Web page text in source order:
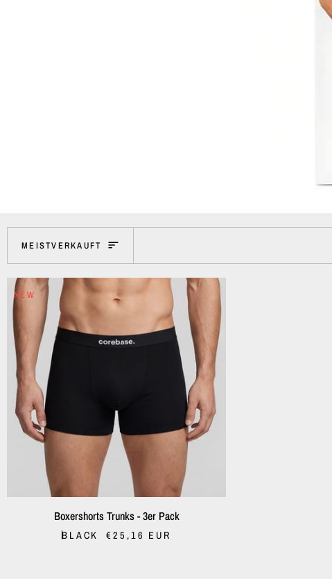
SORTIEREN
MEISTVERKAUFT
NEW
SCHNELL HINZUFÜGEN
BOXERSHORTSBoxershorts Trunks - 3er Pack
BLACK €25,16 EUR